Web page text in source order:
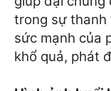
trong sự thanh
sức mạnh của
khổ quả, phát